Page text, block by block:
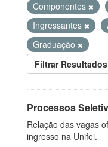
Componentes
Ingressantes
Graduação
Filtrar Resultados
Processos
Relação das vagas
ingresso na Unifei.